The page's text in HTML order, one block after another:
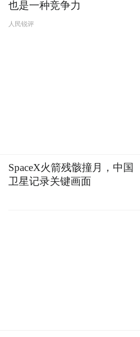
也是一种竞争力
人民锐评
SpaceX火箭残骸撞月，中国
卫星记录关键画面